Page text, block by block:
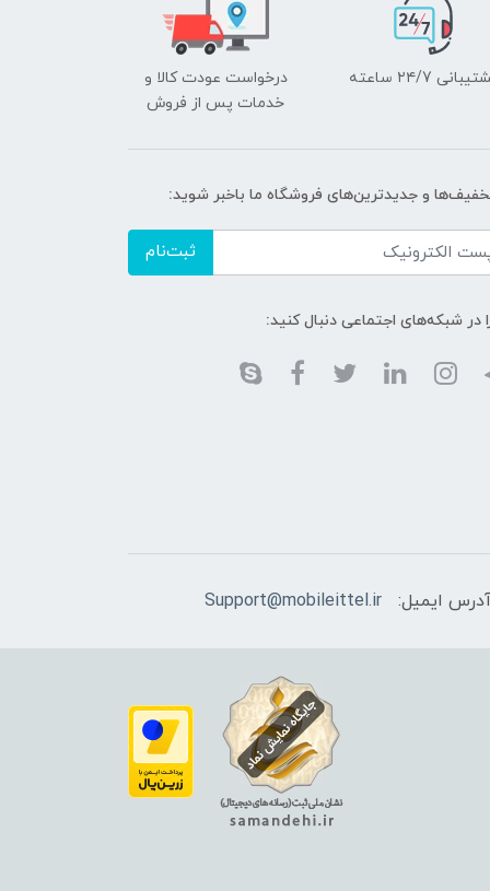
۲۴/7 ساعته
درخواست عودت کالا و
خدمات پس از فروش
و جدیدترین‌های فروشگاه ما باخبر شوید:
ثبت‌نام
در شبکه‌های اجتماعی دنبال کنید:
ایمیل: Support@mobileittel.ir